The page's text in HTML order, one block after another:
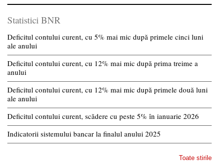
Statistici BNR
Deficitul contului curent, cu 5% mai mic după primele cinci luni
ale anului
Deficitul contului curent, cu 12% mai mic după prima treime a
anului
Deficitul contului curent, cu 12% mai mic după primele două luni
ale anului
Deficitul contului curent, scădere cu peste 5% în ianuarie 2026
Indicatorii sistemului bancar la finalul anului 2025
Toate stirile